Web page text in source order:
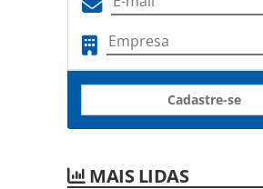
Cadastre-se
MAIS LIDAS